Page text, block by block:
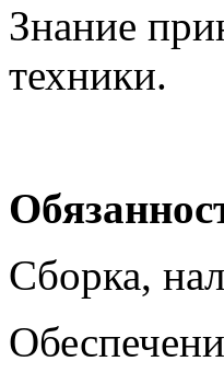
Знание
техники.
Сборка,